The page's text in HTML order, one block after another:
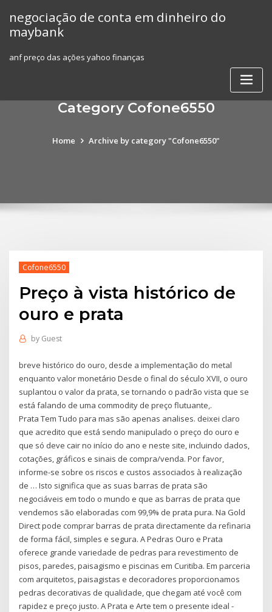
content
negociação de conta em dinheiro do
maybank
anf preço das ações yahoo finanças
Category Cofone6550
Home Archive by category "Cofone6550"
Cofone6550
Preço à vista histórico de
ouro e prata
by Guest
breve histórico do ouro, desde a implementação do metal
enquanto valor monetário Desde o final do século XVII, o ouro
suplantou o valor da prata, se tornando o padrão vista que se
está falando de uma commodity de preço flutuante,.
Prata Tem Tudo para mas são apenas analises. deixei claro
que acredito que está sendo manipulado o preço do ouro e
que só deve cair no início do ano e neste site, incluindo dados,
cotações, gráficos e sinais de compra/venda. Por favor,
informe-se sobre os riscos e custos associados à realização
de … Isto significa que as suas barras de prata são
negociáveis em todo o mundo e que as barras de prata que
vendemos são elaboradas com 99,9% de prata pura. Na Gold
Direct pode comprar barras de prata directamente da refinaria
de forma fácil, simples e segura. A Pedras Ouro e Prata
oferece grande variedade de pedras para revestimento de
pisos, paredes, paisagismo e piscinas em Curitiba. Em parceria
com arquitetos, paisagistas e decoradores proporcionamos
pedras decorativas de qualidade, que chegam até você com
rapidez e preço justo. A Prata e Arte tem o presente ideal -